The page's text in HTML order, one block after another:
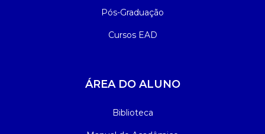
Pós-Graduação
Cursos EAD
ÁREA DO ALUNO
Biblioteca